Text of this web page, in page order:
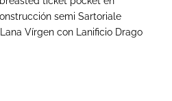
semi Sartoriale
Vírgen con Lanificio Drago